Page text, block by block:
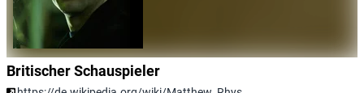
Britischer Schauspieler